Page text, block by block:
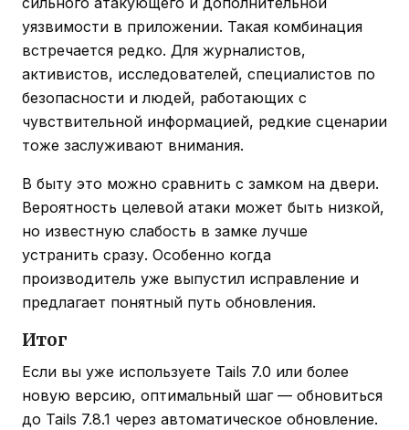
уязвимости в приложении. Такая комбинация
встречается редко. Для журналистов,
активистов, исследователей, специалистов по
безопасности и людей, работающих с
чувствительной информацией, редкие сценарии
тоже заслуживают внимания.
В быту это можно сравнить с замком на двери.
Вероятность целевой атаки может быть низкой,
но известную слабость в замке лучше
устранить сразу. Особенно когда
производитель уже выпустил исправление и
предлагает понятный путь обновления.
Итог
Если вы уже используете Tails 7.0 или более
новую версию, оптимальный шаг — обновиться
до Tails 7.8.1 через автоматическое обновление.